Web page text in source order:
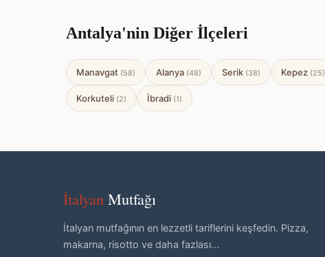
Antalya'nin Diğer İlçeleri
Manavgat (58) Alanya (48) Serik (38) Kepez (25)
Korkuteli (2) İbradi (1)
İtalyan Mutfağı
İtalyan mutfağının en lezzetli tariflerini keşfedin. Pizza,
makarna, risotto ve daha fazlası...